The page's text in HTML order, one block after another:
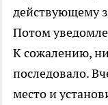
действующему
Потом
К сожалению,
последовало.
место и